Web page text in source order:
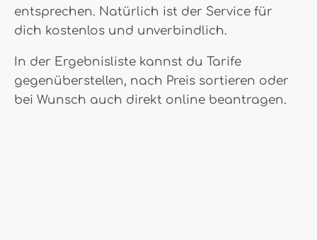
entsprechen. Natürlich ist der Service für
dich kostenlos und unverbindlich.
In der Ergebnisliste kannst du Tarife
gegenüberstellen, nach Preis sortieren oder
bei Wunsch auch direkt online beantragen.